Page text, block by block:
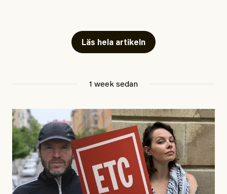
Läs hela artikeln
1 week sedan